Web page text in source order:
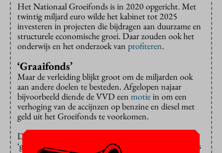
Het Nationaal Groeifonds is in 2020 opgericht. Met
twintig miljard euro wilde het kabinet tot 2025
investeren in projecten die bijdragen aan duurzame en
structurele economische groei. Daar zouden ook het
onderwijs en het onderzoek van profiteren.
‘Graaifonds’
Maar de verleiding blijkt groot om de miljarden ook
aan andere doelen te besteden. Afgelopen najaar
bijvoorbeeld diende de VVD een motiein om een
verhoging van de accijnzen op benzine en diesel met
geld uit het Groeifonds te voorkomen.
D66 verweet de VVD toen dat die het fonds als
‘graaifonds’ gebruikte. Ook de demissionaire ministers